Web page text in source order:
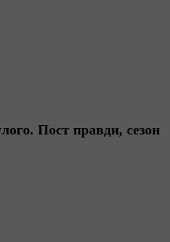
Пост правди, сезон